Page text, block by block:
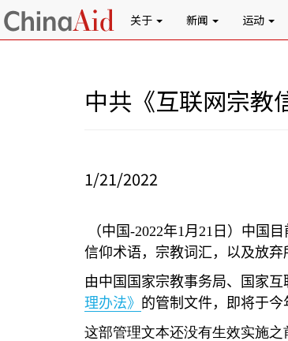
关于 新闻 运动
中共《互联网宗教
1/21/2022
（中国-2022年1月 21 日）中国
信仰术语，宗教词汇，以及放
由中国国家宗教事务局、国家
理办法》 的管制文件，即将于今
这部管理文本还没有生效实施之